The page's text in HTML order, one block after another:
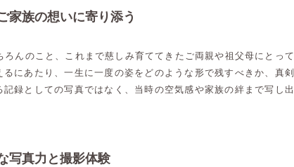
家族の想いに寄り添う
んのこと、これまで慈しみ育ててきたご両親や祖父母にとって
にあたり、一生に一度の姿をどのような形で残すべきか、真剣
録としての写真ではなく、当時の空気感や家族の絆まで写し出
写真力と撮影体験